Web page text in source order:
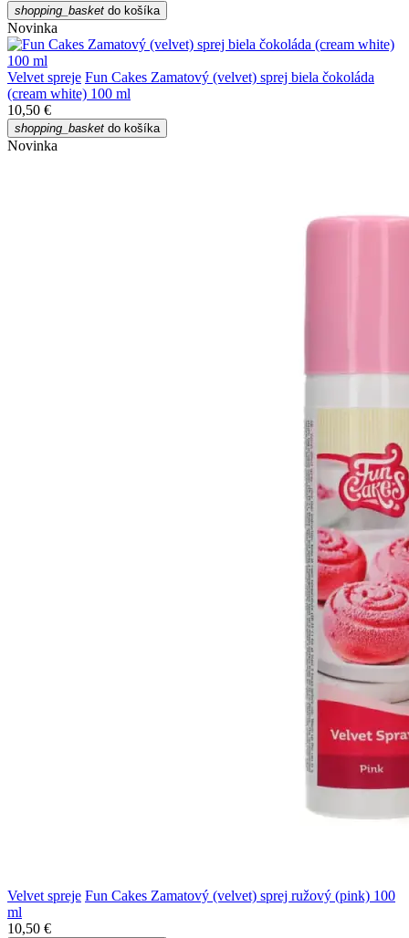
shopping_basket do košíka
Novinka
Velvet spreje Fun Cakes Zamatový (velvet) sprej biela čokoláda
(cream white) 100 ml
10,50 €
shopping_basket do košíka
Novinka
Velvet spreje Fun Cakes Zamatový (velvet) sprej ružový (pink) 100
ml
10,50 €